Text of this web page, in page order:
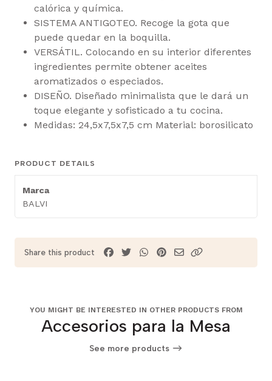
calórica y química.
SISTEMA ANTIGOTEO. Recoge la gota que
puede quedar en la boquilla.
VERSÁTIL. Colocando en su interior diferentes
ingredientes permite obtener aceites
aromatizados o especiados.
DISEÑO. Diseñado minimalista que le dará un
toque elegante y sofisticado a tu cocina.
Medidas: 24,5x7,5x7,5 cm Material: borosilicato
PRODUCT DETAILS
Marca
BALVI
Share this product
YOU MIGHT BE INTERESTED IN OTHER PRODUCTS FROM
Accesorios para la Mesa
See more products